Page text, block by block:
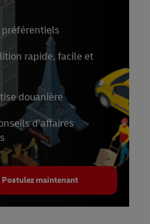
préférentiels
rapide, facile et
douanière
d’affaires
Postulez maintenant